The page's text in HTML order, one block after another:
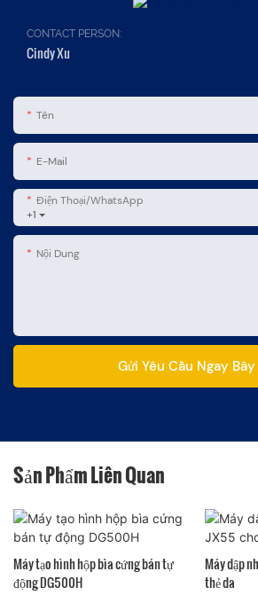
CONTACT PERSON:
Cindy Xu
Tên
E-Mail
+1
Điện Thoại/WhatsApp
Nội Dung
Gửi Yêu Cầu Ngay
Sản Phẩm Liên Quan
Máy tạo hình hộp bìa cứng bán tự
động DG500H
Máy dập
thẻ da